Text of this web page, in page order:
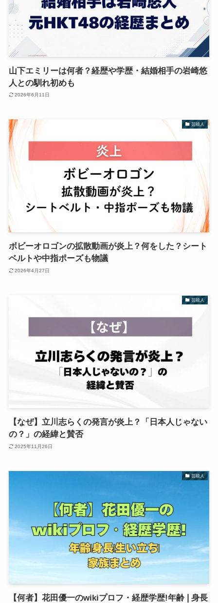
山下エミリーは何者？経歴や学歴・結婚相手の岩崎悠
人との馴れ初めも
2026年6月11日
芸能人
ボビーオロゴンの拡散動画が炎上？何をした？シート
ベルトや中指ポーズも物議
2026年4月27日
芸能人
【なぜ】立川志らくの発言が炎上？「日本人じゃない
の？」の経緯と賛否
2025年11月26日
芸能人
【何者】花田優一のwikiプロフ・経歴学歴!年齢❘身長